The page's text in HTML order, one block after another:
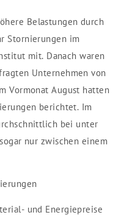
Belastungen durch
Stornierungen im
mit. Danach waren
Unternehmen von
Vormonat August hatten
berichtet. Im
bei unter
nur zwischen einem
und Energiepreise